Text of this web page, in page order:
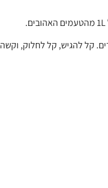
קל להגיש, קל לחלוק, וקשה